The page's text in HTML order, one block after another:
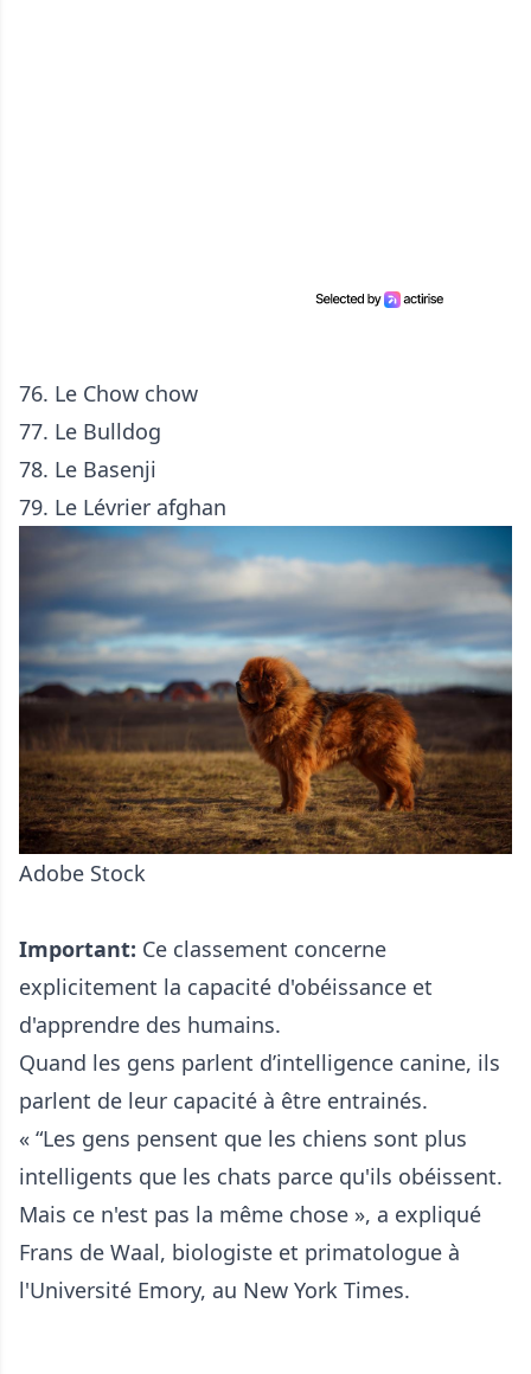
76. Le Chow chow
77. Le Bulldog
78. Le Basenji
79. Le Lévrier afghan
Adobe Stock
Important: Ce classement concerne
explicitement la capacité d'obéissance et
d'apprendre des humains.
Quand les gens parlent d’intelligence canine, ils
parlent de leur capacité à être entrainés.
« “Les gens pensent que les chiens sont plus
intelligents que les chats parce qu'ils obéissent.
Mais ce n'est pas la même chose », a expliqué
Frans de Waal, biologiste et primatologue à
l'Université Emory, au New York Times.